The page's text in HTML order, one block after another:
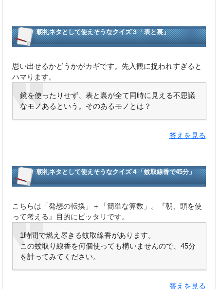
朝礼ネタとして使えそうなクイズ３「表と裏」
思い出せるかどうかがカギです。先入観に捉われすぎると
ハマります。
鏡を使ったりせず、表と裏が全て同時に見える不思議
なモノあるという。そのあるモノとは？
答えを見る
朝礼ネタとして使えそうなクイズ４「蚊取線香で45分」
こちらは「発想の転換」＋「簡単な算数」。『朝、頭を使
って考える』目的にピッタリです。
1時間で燃え尽きる蚊取線香があります。
この蚊取り線香を何個使っても構いませんので、45分
を計ってみてください。
答えを見る